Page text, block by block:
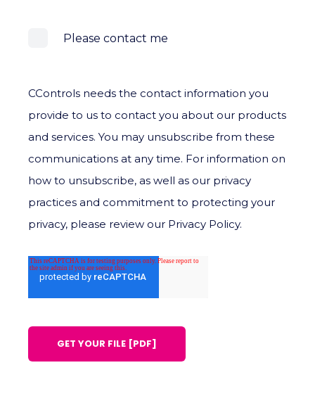
Please contact me
CControls needs the contact information you
provide to us to contact you about our products
and services. You may unsubscribe from these
communications at any time. For information on
how to unsubscribe, as well as our privacy
practices and commitment to protecting your
privacy, please review our Privacy Policy.